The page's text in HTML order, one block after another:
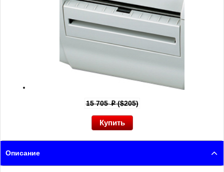
15 705p($205)
Описание